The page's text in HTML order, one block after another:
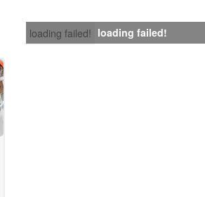
loading failed! loading failed!